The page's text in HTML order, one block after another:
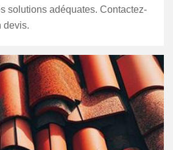
solutions adéquates. Contactez-
devis.